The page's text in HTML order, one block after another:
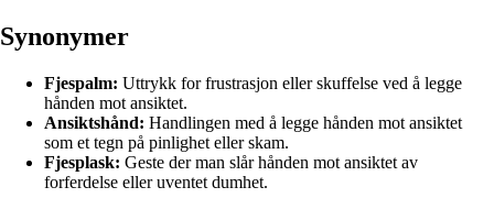
Synonymer
Fjespalm: Uttrykk for frustrasjon eller skuffelse ved å legge
hånden mot ansiktet.
Ansiktshånd: Handlingen med å legge hånden mot ansiktet
som et tegn på pinlighet eller skam.
Fjesplask: Geste der man slår hånden mot ansiktet av
forferdelse eller uventet dumhet.